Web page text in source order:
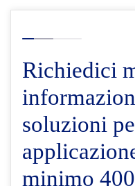
Richiedici
soluzioni
minimo